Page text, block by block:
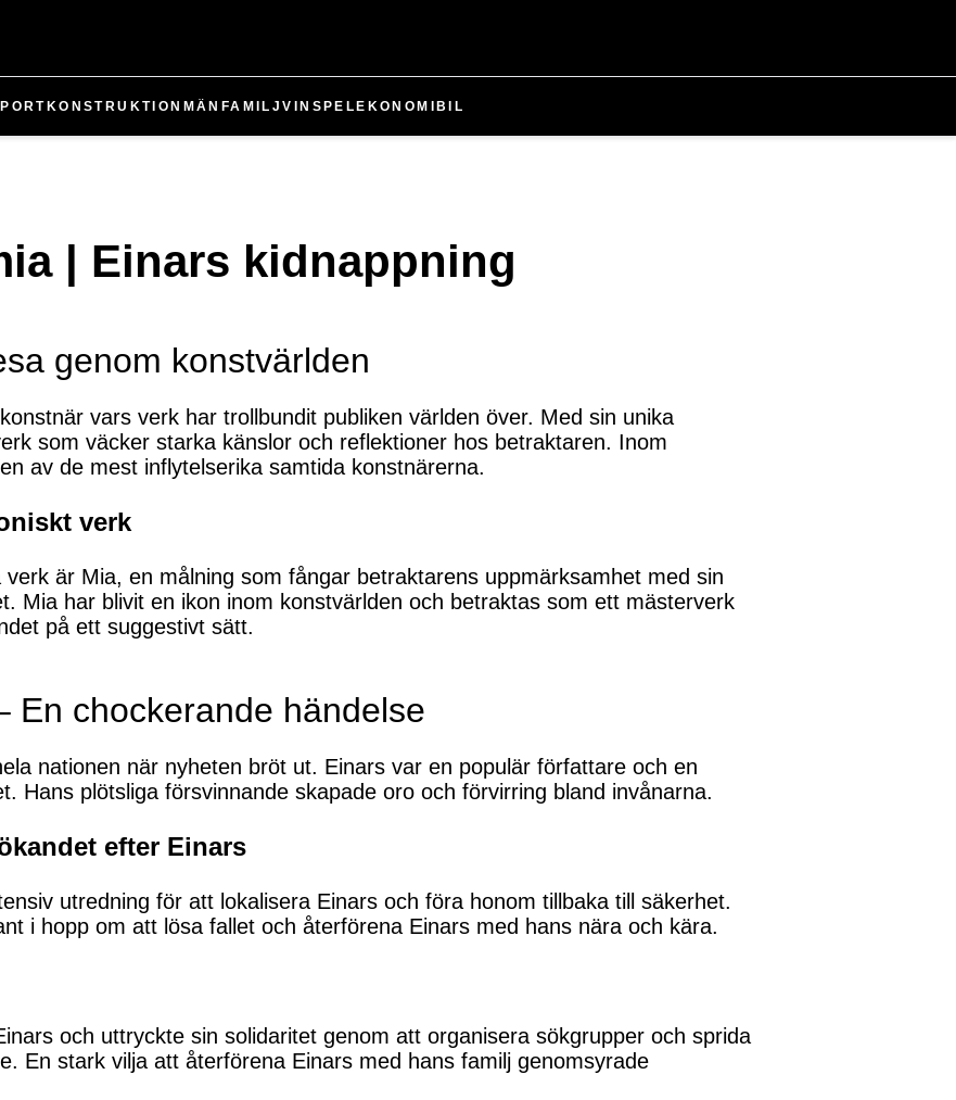
KONSTRUKTION MÄN FAMILJVIN SPEL EKONOMI BIL
| Einars kidnappning
genom konstvärlden
vars verk har trollbundit publiken världen över. Med sin unika
som väcker starka känslor och reflektioner hos betraktaren. Inom
av de mest inflytelserika samtida konstnärerna.
verk
är Mia, en målning som fångar betraktarens uppmärksamhet med sin
Mia har blivit en ikon inom konstvärlden och betraktas som ett mästerverk
på ett suggestivt sätt.
En chockerande händelse
nationen när nyheten bröt ut. Einars var en populär författare och en
Hans plötsliga försvinnande skapade oro och förvirring bland invånarna.
efter Einars
utredning för att lokalisera Einars och föra honom tillbaka till säkerhet.
i hopp om att lösa fallet och återförena Einars med hans nära och kära.
och uttryckte sin solidaritet genom att organisera sökgrupper och sprida
En stark vilja att återförena Einars med hans familj genomsyrade